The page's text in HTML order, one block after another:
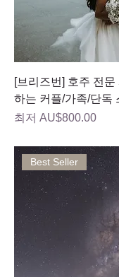
[브리즈번] 호주 전문
하는 커플/가족/단독
최저 AU$800.00
할인가
Best Seller